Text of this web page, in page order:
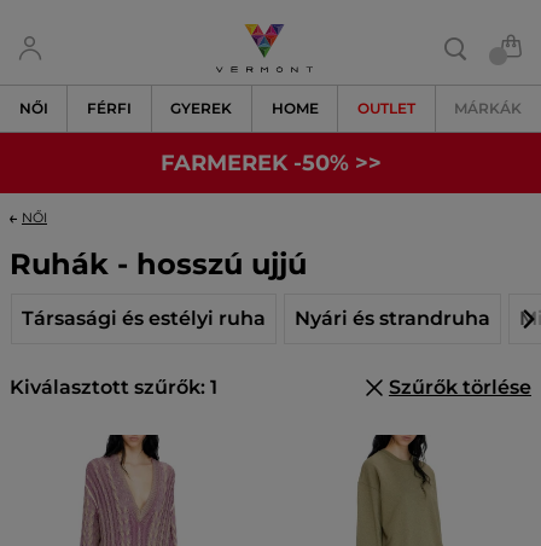
NŐI FÉRFI GYEREK HOME OUTLET MÁRKÁK
FARMEREK -50% >>
NŐI
Ruhák - hosszú ujjú
Társasági és estélyi ruha Nyári és strandruha
Kiválasztott szűrők: 1 Szűrők törlése